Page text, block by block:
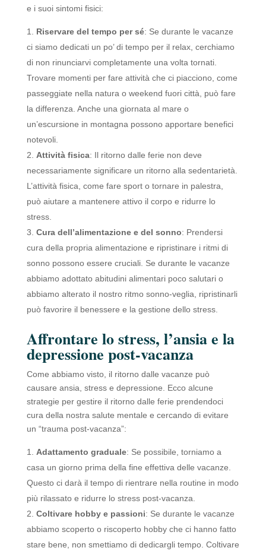
e i suoi sintomi fisici:
Riservare del tempo per sé: Se durante le vacanze
ci siamo dedicati un po’ di tempo per il relax, cerchiamo
di non rinunciarvi completamente una volta tornati.
Trovare momenti per fare attività che ci piacciono, come
passeggiate nella natura o weekend fuori città, può fare
la differenza. Anche una giornata al mare o
un’escursione in montagna possono apportare benefici
notevoli.
Attività fisica: Il ritorno dalle ferie non deve
necessariamente significare un ritorno alla sedentarietà.
L’attività fisica, come fare sport o tornare in palestra,
può aiutare a mantenere attivo il corpo e ridurre lo
stress.
Cura dell’alimentazione e del sonno: Prendersi
cura della propria alimentazione e ripristinare i ritmi di
sonno possono essere cruciali. Se durante le vacanze
abbiamo adottato abitudini alimentari poco salutari o
abbiamo alterato il nostro ritmo sonno-veglia, ripristinarli
può favorire il benessere e la gestione dello stress.
Affrontare lo stress, l’ansia e la
depressione post-vacanza
Come abbiamo visto, il ritorno dalle vacanze può
causare ansia, stress e depressione. Ecco alcune
strategie per gestire il ritorno dalle ferie prendendoci
cura della nostra salute mentale e cercando di evitare
un “trauma post-vacanza”:
Adattamento graduale: Se possibile, torniamo a
casa un giorno prima della fine effettiva delle vacanze.
Questo ci darà il tempo di rientrare nella routine in modo
più rilassato e ridurre lo stress post-vacanza.
Coltivare hobby e passioni: Se durante le vacanze
abbiamo scoperto o riscoperto hobby che ci hanno fatto
stare bene, non smettiamo di dedicargli tempo. Coltivare